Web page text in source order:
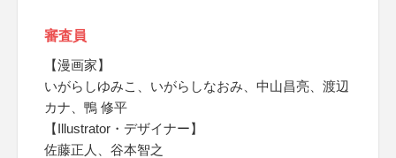
審査員
【漫画家】
いがらしゆみこ、いがらしなおみ、中山昌亮、渡辺
カナ、鴨 修平
【Illustrator・デザイナー】
佐藤正人、谷本智之